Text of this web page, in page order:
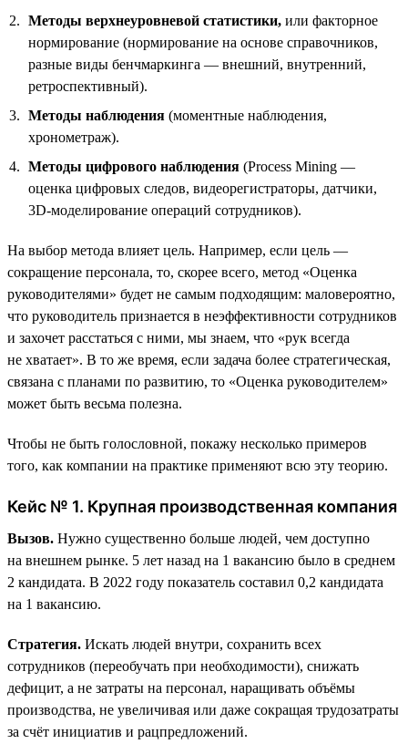
Методы верхнеуровневой статистики, или факторное
нормирование (нормирование на основе справочников,
разные виды бенчмаркинга — внешний, внутренний,
ретроспективный).
Методы наблюдения (моментные наблюдения,
хронометраж).
Методы цифрового наблюдения (Process Mining —
оценка цифровых следов, видеорегистраторы, датчики,
3D-моделирование операций сотрудников).
На выбор метода влияет цель. Например, если цель —
сокращение персонала, то, скорее всего, метод «Оценка
руководителями» будет не самым подходящим: маловероятно,
что руководитель признается в неэффективности сотрудников
и захочет расстаться с ними, мы знаем, что «рук всегда
не хватает». В то же время, если задача более стратегическая,
связана с планами по развитию, то «Оценка руководителем»
может быть весьма полезна.
Чтобы не быть голословной, покажу несколько примеров
того, как компании на практике применяют всю эту теорию.
Кейс № 1. Крупная производственная компания
Вызов. Нужно существенно больше людей, чем доступно
на внешнем рынке. 5 лет назад на 1 вакансию было в среднем
2 кандидата. В 2022 году показатель составил 0,2 кандидата
на 1 вакансию.
Стратегия. Искать людей внутри, сохранить всех
сотрудников (переобучать при необходимости), снижать
дефицит, а не затраты на персонал, наращивать объёмы
производства, не увеличивая или даже сокращая трудозатраты
за счёт инициатив и рацпредложений.